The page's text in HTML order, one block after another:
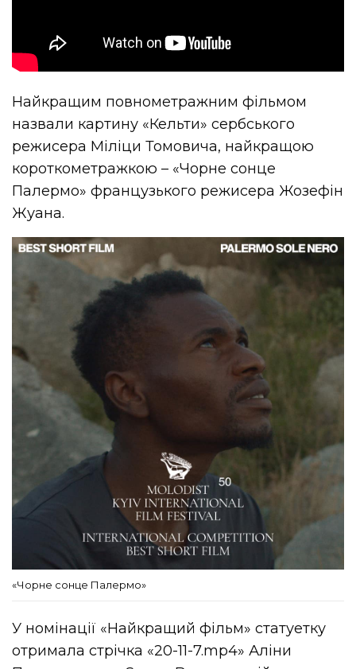
Найкращим повнометражним фільмом
назвали картину «Кельти» сербського
режисера Міліци Томовича, найкращою
короткометражкою – «Чорне сонце
Палермо» французького режисера Жозефін
Жуана.
«Чорне сонце Палермо»
У номінації «Найкращий фільм» статуетку
отримала стрічка «20-11-7.mp4» Аліни